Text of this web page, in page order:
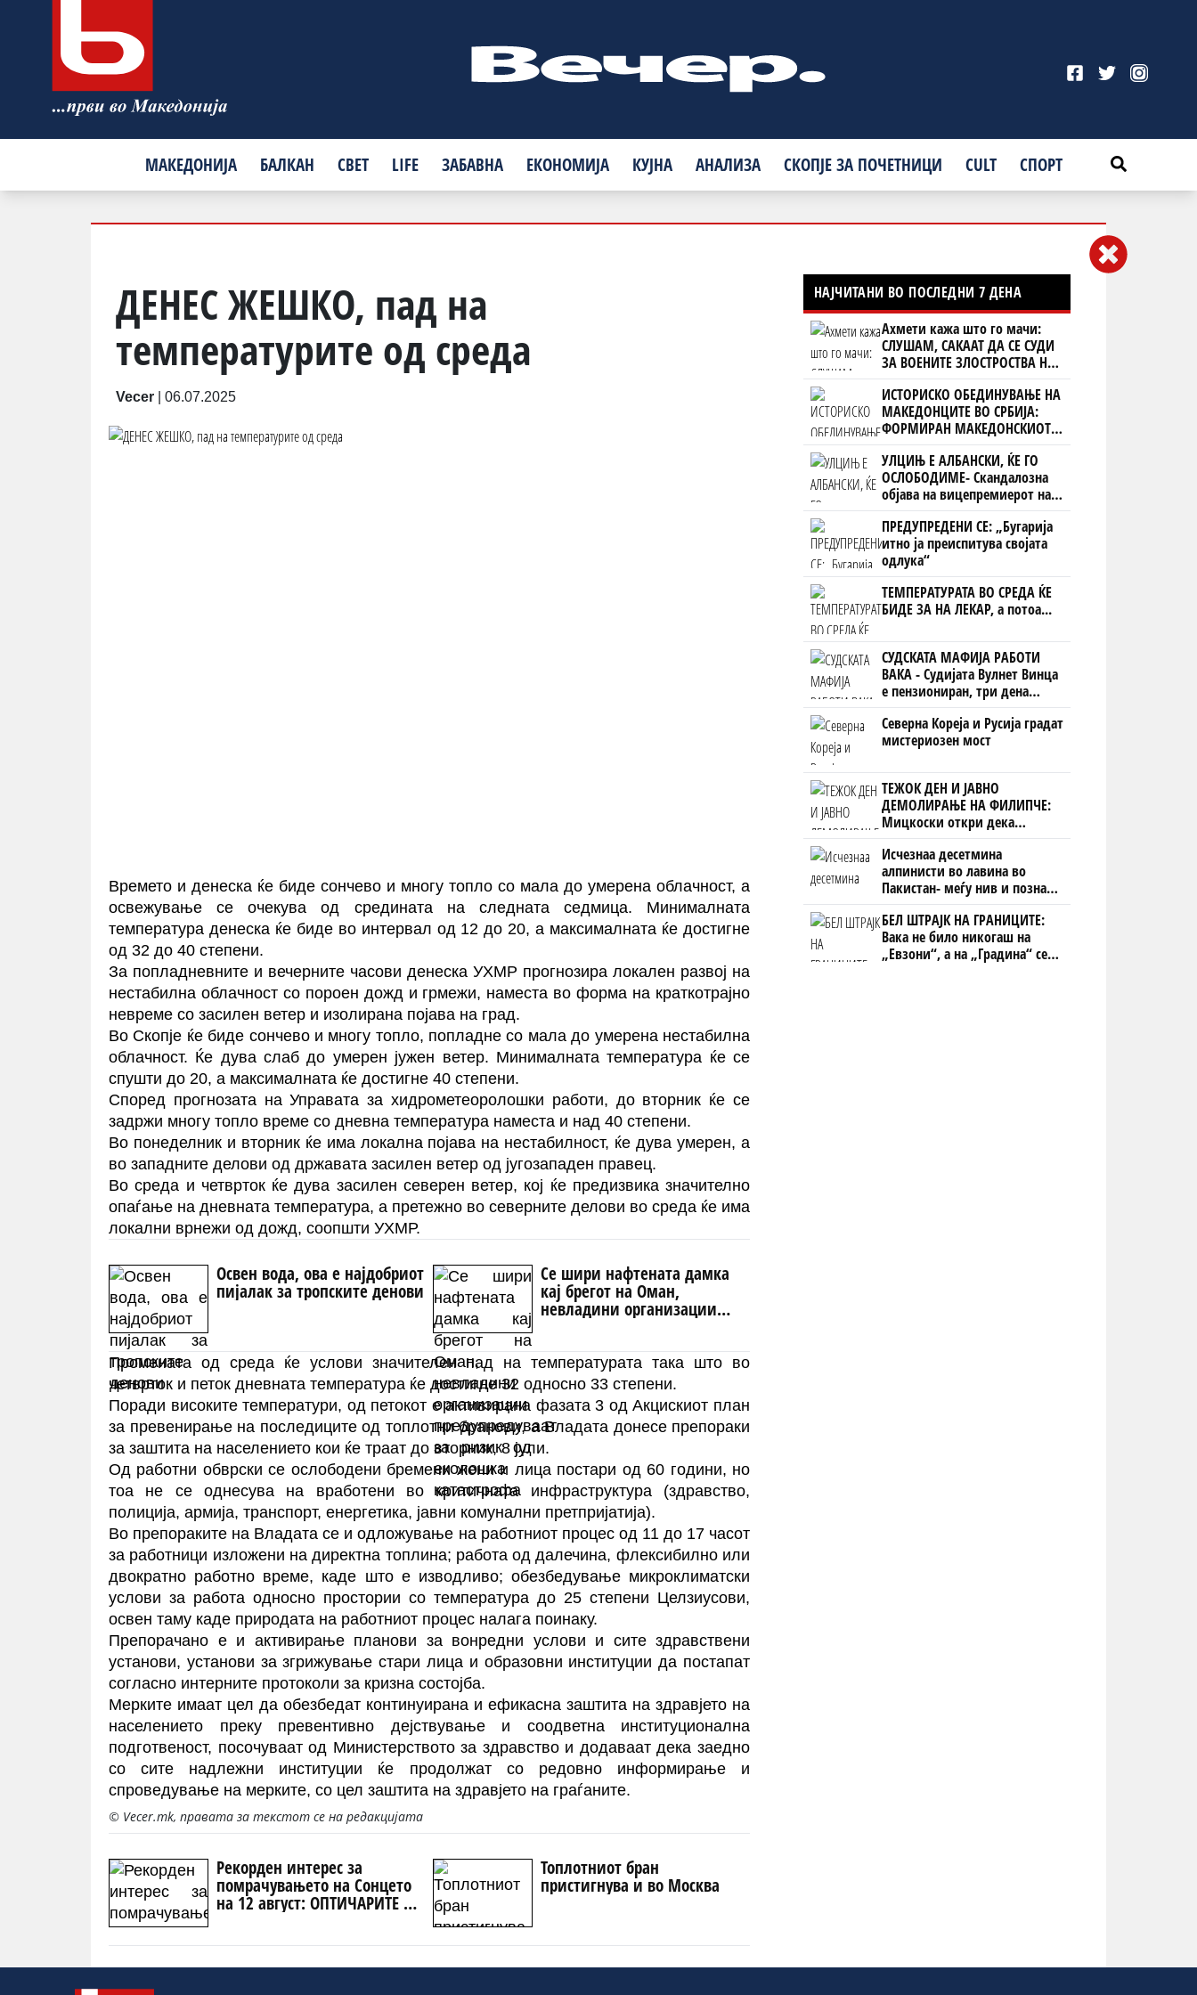
МАКЕДОНИЈА БАЛКАН СВЕТ LIFE ЗАБАВНА ЕКОНОМИЈА КУЈНА АНАЛИЗА СКОПЈЕ ЗА ПОЧЕТНИЦИ CULT СПОРТ
ДЕНЕС ЖЕШКО, пад на
температурите од среда
Vecer 06.07.2025
Времето и денеска ќе биде сончево и многу топло со мала до умерена облачност, а
освежување се очекува од средината на следната седмица. Минималната
температура денеска ќе биде во интервал од 12 до 20, а максималната ќе достигне
од 32 до 40 степени.
За попладневните и вечерните часови денеска УХМР прогнозира локален развој на
нестабилна облачност со пороен дожд и грмежи, наместа во форма на краткотрајно
невреме со засилен ветер и изолирана појава на град.
Во Скопје ќе биде сончево и многу топло, попладне со мала до умерена нестабилна
облачност. Ќе дува слаб до умерен јужен ветер. Минималната температура ќе се
спушти до 20, а максималната ќе достигне 40 степени.
Според прогнозата на Управата за хидрометеоролошки работи, до вторник ќе се
задржи многу топло време со дневна температура наместа и над 40 степени.
Во понеделник и вторник ќе има локална појава на нестабилност, ќе дува умерен, а
во западните делови од државата засилен ветер од југозападен правец.
Во среда и четврток ќе дува засилен северен ветер, кој ќе предизвика значително
опаѓање на дневната температура, а претежно во северните делови во среда ќе има
локални врнежи од дожд, соопшти УХМР.
Освен вода, ова е најдобриот
пијалак за тропските денови
Се шири нафтената дамка
кај брегот на Оман,
невладини организации
предупредуваат за ризик од
Промената од среда ќе услови значителен пад на температурата така што во
четврток и петок дневната температура ќе достигне 32 односно 33 степени.
Поради високите температури, од петокот е активирана фазата 3 од Акцискиот план
за превенирање на последиците од топлотни бранови, а Владата донесе препораки
за заштита на населението кои ќе траат до вторник, 8 јули.
Од работни обврски се ослободени бремени жени и лица постари од 60 години, но
тоа не се однесува на вработени во критичната инфраструктура (здравство,
полиција, армија, транспорт, енергетика, јавни комунални претпријатија).
Во препораките на Владата се и одложување на работниот процес од 11 до 17 часот
за работници изложени на директна топлина; работа од далечина, флексибилно или
двократно работно време, каде што е изводливо; обезбедување микроклиматски
услови за работа односно простории со температура до 25 степени Целзиусови,
освен таму каде природата на работниот процес налага поинаку.
Препорачано е и активирање планови за вонредни услови и сите здравствени
установи, установи за згрижување стари лица и образовни институции да постапат
согласно интерните протоколи за кризна состојба.
Мерките имаат цел да обезбедат континуирана и ефикасна заштита на здравјето на
населението преку превентивно дејствување и соодветна институционална
подготвеност, посочуваат од Министерството за здравство и додаваат дека заедно
со сите надлежни институции ќе продолжат со редовно информирање и
спроведување на мерките, со цел заштита на здравјето на граѓаните.
© Vecer.mk, правата за текстот се на редакцијата
Рекорден интерес за
помрачувањето на Сонцето
на 12 август: ОПТИЧАРИТЕ ВО
БЕЛГИЈА ОСТАНУВААТ БЕЗ
Топлотниот бран
пристигнува и во Москва
НАЈЧИТАНИ ВО ПОСЛЕДНИ 7 ДЕНА
Ахмети кажа што го мачи:
СЛУШАМ, САКААТ ДА СЕ СУДИ
ЗА ВОЕНИТЕ ЗЛОСТРОСТВА НА
УЧК...
ИСТОРИСКО ОБЕДИНУВАЊЕ НА
МАКЕДОНЦИТЕ ВО СРБИЈА:
ФОРМИРАН МАКЕДОНСКИОТ
НАЦИОНАЛЕН СОЈУЗ
УЛЦИЊ Е АЛБАНСКИ, ЌЕ ГО
ОСЛОБОДИМЕ- Скандалозна
објава на вицепремиерот на
Црна Гора
ПРЕДУПРЕДЕНИ СЕ: „Бугарија
итно ја преиспитува својата
одлука“
ТЕМПЕРАТУРАТА ВО СРЕДА ЌЕ
БИДЕ ЗА НА ЛЕКАР, а потоа...
СУДСКАТА МАФИЈА РАБОТИ
ВАКА - Судијата Вулнет Винца
е пензиониран, три дена
откако му го врати пасошот
на бизнисменот Марковски
Северна Кореја и Русија градат
мистериозен мост
ТЕЖОК ДЕН И ЈАВНО
ДЕМОЛИРАЊЕ НА ФИЛИПЧЕ:
Мицкоски откри дека
човекот појма нема од
ништо, освен за кеш
Исчезнаа десетмина
алпинисти во лавина во
Пакистан- меѓу нив и познат
Непалец
БЕЛ ШТРАЈК НА ГРАНИЦИТЕ:
Вака не било никогаш на
„Евзони“, а на „Градина“ се